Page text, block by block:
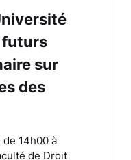
futurs
sur
des
de 14h00 à
de Droit